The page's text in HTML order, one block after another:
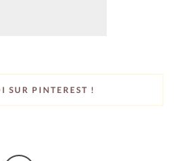
SUR PINTEREST !